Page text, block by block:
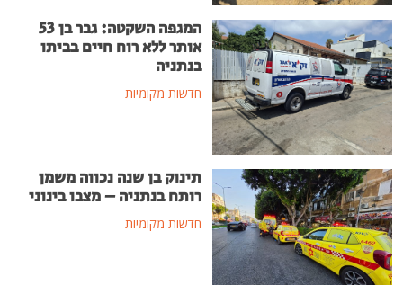
המגפה השקטה: גבר בן 53
אותר ללא רוח חיים בביתו
בנתניה
חדשות מקומיות
תינוק בן שנה נכווה משמן
רותח בנתניה – מצבו בינוני
חדשות מקומיות